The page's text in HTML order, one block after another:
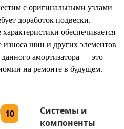
с оригинальными узлами
доработок подвески.
обеспечивается
износа шин и других элементов
амортизатора — это
на ремонте в будущем.
10
Системы и
компоненты